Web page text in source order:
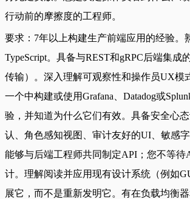
行动前的摩擦度的工程师。
要求：7年以上构建生产前端应用的经验。
TypeScript。具备与REST和gRPC后端集成
传输）。深入理解可观察性和操作员UX
一个中构建或使用Grafana、Datadog或
验，并知道为什么它们有效。具备安全心
认、角色感知视图、审计友好的UI、敏感字
能够与后端工程师共同制定API；您不等待
计。理解阅读并应用现有设计系统（例如
展它，而不是重新发明它。有在负载均衡器